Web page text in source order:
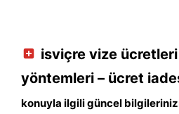
isviçre vize
yöntemleri – ücret
konuyla ilgili güncel